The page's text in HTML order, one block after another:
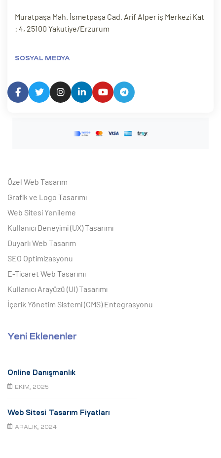
Muratpaşa Mah. İsmetpaşa Cad. Arif Alper iş Merkezi Kat
: 4, 25100 Yakutiye/Erzurum
SOSYAL MEDYA
Özel Web Tasarım
Grafik ve Logo Tasarımı
Web Sitesi Yenileme
Kullanıcı Deneyimi (UX) Tasarımı
Duyarlı Web Tasarım
SEO Optimizasyonu
E-Ticaret Web Tasarımı
Kullanıcı Arayüzü (UI) Tasarımı
İçerik Yönetim Sistemi (CMS) Entegrasyonu
Yeni Eklenenler
Online Danışmanlık
EKIM, 2025
Web Sitesi Tasarım Fiyatları
ARALIK, 2024